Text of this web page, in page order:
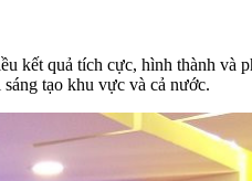
kết quả tích cực, hình thành và
tạo khu vực và cả nước.